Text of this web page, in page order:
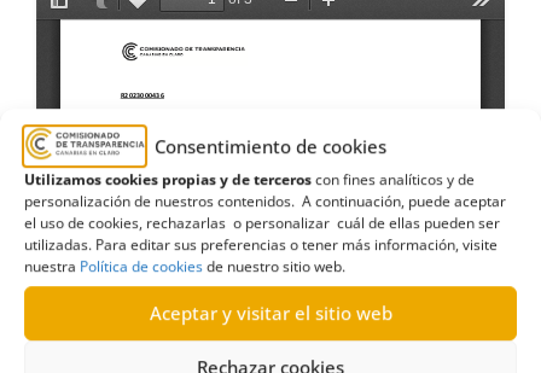
Consentimiento de cookies
Utilizamos cookies propias y de terceroscon fines analíticos y de
personalización de nuestros contenidos. A continuación, puede aceptar
el uso de cookies, rechazarlas o personalizar cuál de ellas pueden ser
utilizadas. Para editar sus preferencias o tener más información, visite
nuestra Política de cookiesde nuestro sitio web.
Aceptar y visitar el sitio web
Rechazar cookies